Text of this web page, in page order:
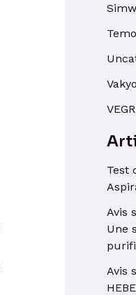
Test
Avis
Une
Avis